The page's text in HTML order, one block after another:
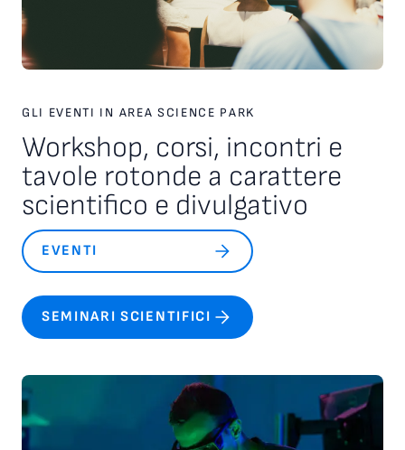
dagli ecosistemi dell’innovazione. Creare le condizioni perché
altre imprese possano intraprendere percorsi di crescita
simili è una delle sfide che Area Science Park intende
contribuire a raccogliere, rafforzando il proprio ruolo a
GLI EVENTI IN AREA SCIENCE PARK
Workshop, corsi, incontri e
tavole rotonde a carattere
scientifico e divulgativo
EVENTI
SEMINARI SCIENTIFICI